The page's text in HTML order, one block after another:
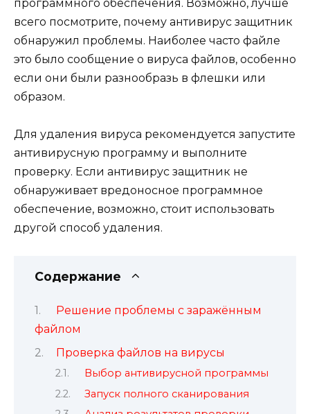
программного обеспечения. Возможно, лучше
всего посмотрите, почему антивирус защитник
обнаружил проблемы. Наиболее часто файле
это было сообщение о вируса файлов, особенно
если они были разнообразь в флешки или
образом.
Для удаления вируса рекомендуется запустите
антивирусную программу и выполните
проверку. Если антивирус защитник не
обнаруживает вредоносное программное
обеспечение, возможно, стоит использовать
другой способ удаления.
Содержание
Решение проблемы с заражённым
файлом
Проверка файлов на вирусы
Выбор антивирусной программы
Запуск полного сканирования